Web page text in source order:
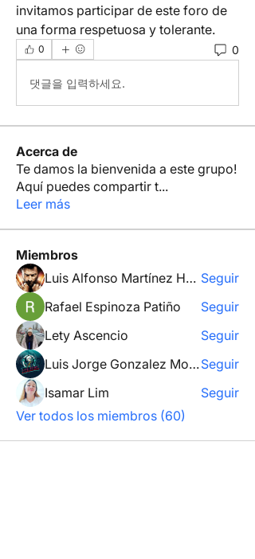
invitamos participar de este foro de
una forma respetuosa y tolerante.
0 0
댓글을 입력하세요.
Acerca de
Te damos la bienvenida a este grupo!
Aquí puedes compartir t...
Leer más
Miembros
Luis Alfonso Martínez Hernández Seguir
Rafael Espinoza Patiño
Seguir
Lety Ascencio
Seguir
Luis Jorge Gonzalez MoyaSeguir
Isamar Lim
Seguir
Ver todos los miembros (60)